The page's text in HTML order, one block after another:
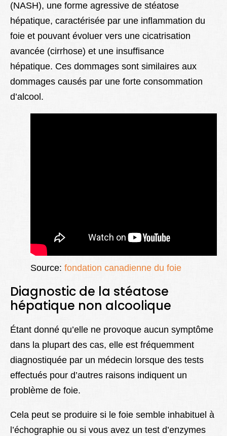
(NASH), une forme agressive de stéatose
hépatique, caractérisée par une inflammation du
foie et pouvant évoluer vers une cicatrisation
avancée (cirrhose) et une insuffisance
hépatique. Ces dommages sont similaires aux
dommages causés par une forte consommation
d’alcool.
Source: fondation canadienne du foie
Diagnostic de la stéatose
hépatique non alcoolique
Étant donné qu’elle ne provoque aucun symptôme
dans la plupart des cas, elle est fréquemment
diagnostiquée par un médecin lorsque des tests
effectués pour d’autres raisons indiquent un
problème de foie.
Cela peut se produire si le foie semble inhabituel à
l’échographie ou si vous avez un test d’enzymes